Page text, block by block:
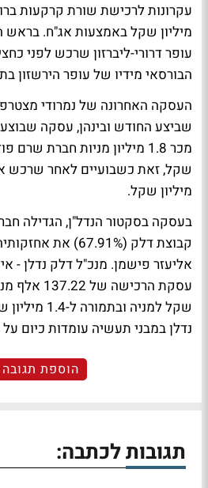
מיליון שקל באמצעות אג"ח. בראש
עופר דרורי-ליברזון שרכש לפני
הבורסאי מידיו של עופר הירשזון בתמורה ל-50
העסקה האחרונה של נמרודי
שביצע החודש ובינהן, עסקה
מיליון שקל.
בעסקה בסקטור הנדל"ן, הגדילה
קבוצת דלק (67.91%)
אליעזר פישמן. מנכ"ל דלק נדלן -
שקל למניה
נדלן במבני תעשיה עומדות כיום על 14.18%.
הוספת תגובה
תגובות לכתבה: